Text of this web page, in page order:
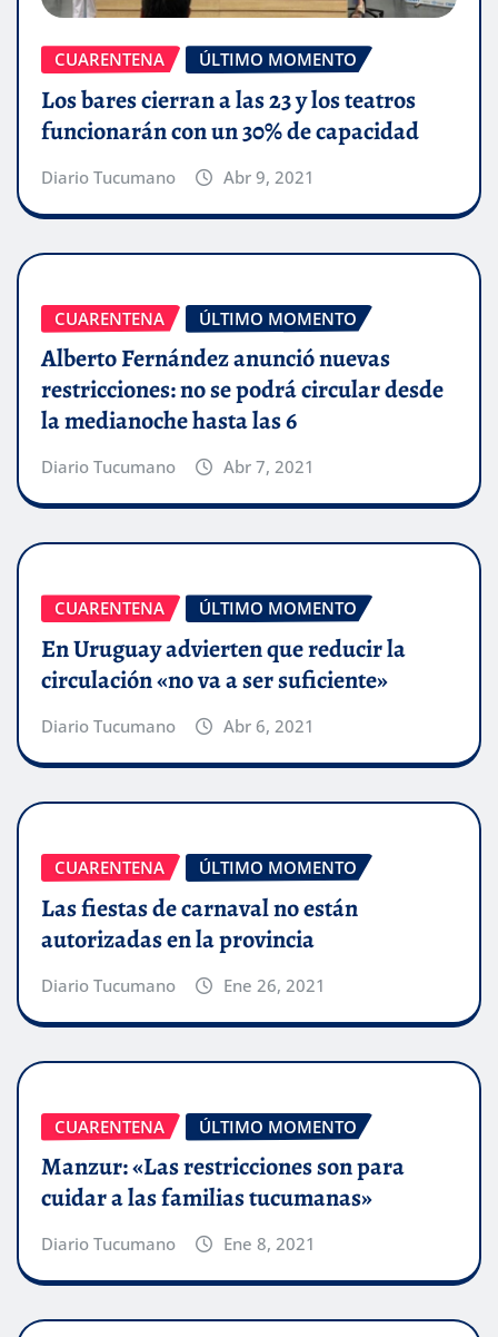
CUARENTENA ÚLTIMO MOMENTO
Los bares cierran a las 23 y los teatros
funcionarán con un 30% de capacidad
Diario Tucumano Abr 9, 2021
CUARENTENA ÚLTIMO MOMENTO
Alberto Fernández anunció nuevas
restricciones: no se podrá circular desde
la medianoche hasta las 6
Diario Tucumano Abr 7, 2021
CUARENTENA ÚLTIMO MOMENTO
En Uruguay advierten que reducir la
circulación «no va a ser suficiente»
Diario Tucumano Abr 6, 2021
CUARENTENA ÚLTIMO MOMENTO
Las fiestas de carnaval no están
autorizadas en la provincia
Diario Tucumano Ene 26, 2021
CUARENTENA ÚLTIMO MOMENTO
Manzur: «Las restricciones son para
cuidar a las familias tucumanas»
Diario Tucumano Ene 8, 2021